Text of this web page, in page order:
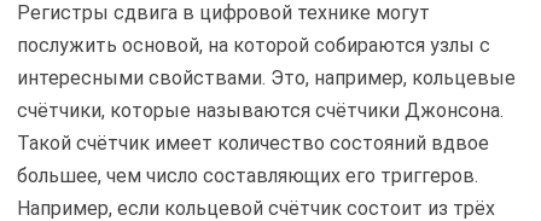
Регистры сдвига в цифровой технике могут
послужить основой, на которой собираются узлы с
интересными свойствами. Это, например, кольцевые
счётчики, которые называются счётчики Джонсона.
Такой счётчик имеет количество состояний вдвое
большее, чем число составляющих его триггеров.
Например, если кольцевой счётчик состоит из трёх